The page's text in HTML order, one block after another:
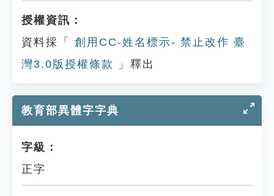
授權資訊：
資料採「
創用CC-姓名標示- 禁止改作 臺
灣3.0版授權條款
」釋出
教育部異體字字典
字級：
正字